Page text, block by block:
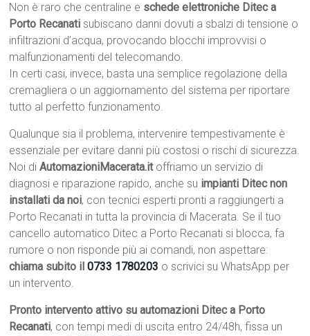
Non è raro che centraline e schede elettroniche Ditec a
Porto Recanati subiscano danni dovuti a sbalzi di tensione o
infiltrazioni d’acqua, provocando blocchi improvvisi o
malfunzionamenti del telecomando.
In certi casi, invece, basta una semplice regolazione della
cremagliera o un aggiornamento del sistema per riportare
tutto al perfetto funzionamento.
Qualunque sia il problema, intervenire tempestivamente è
essenziale per evitare danni più costosi o rischi di sicurezza.
Noi diAutomazioniMacerata.itoffriamo un servizio di
diagnosi e riparazione rapido, anche su impianti Ditec non
installati da noi, con tecnici esperti pronti a raggiungerti a
Porto Recanati in tutta la provincia di Macerata. Se il tuo
cancello automatico Ditec a Porto Recanati si blocca, fa
rumore o non risponde più ai comandi, non aspettare:
chiama subito il0733 1780203 o scrivici su WhatsApp per
un intervento.
Pronto intervento attivo su automazioni Ditec a Porto
Recanati, con tempi medi di uscita entro 24/48h, fissa un